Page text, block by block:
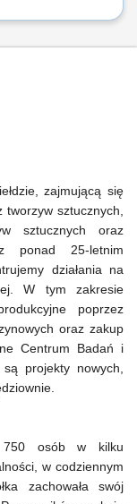
zajmującą się
sztucznych,
sztucznych oraz
ponad 25-letnim
działania na
W tym zakresie
poprzez
oraz zakup
Centrum Badań i
projekty nowych,
750 osób w kilku
w codziennym
zachowała swój